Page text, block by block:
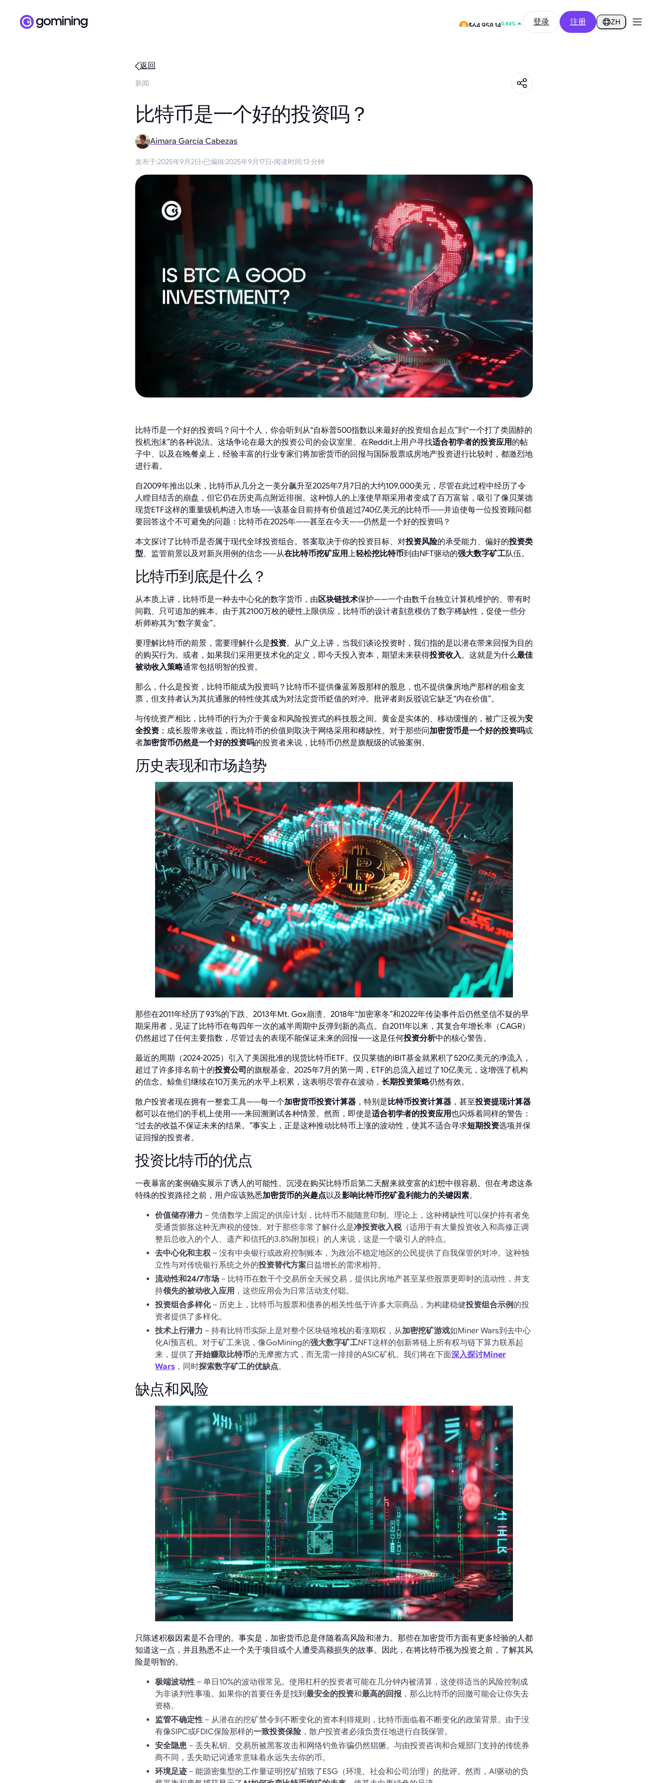
$0.2916 12.80% 登录 注册 ZH
返回
新闻
比特币是一个好的投资吗？
Aimara García Cabezas
发布于:2025年9月2日·已编辑:2025年9月17日·阅读时间:13 分钟
比特币是一个好的投资吗？问十个人，你会听到从“自标普500指数以来最好的投资组合起点”到“一个打了类固醇的
投机泡沫”的各种说法。这场争论在最大的投资公司的会议室里、在Reddit上用户寻找适合初学者的投资应用的帖
子中、以及在晚餐桌上，经验丰富的行业专家们将加密货币的回报与国际股票或房地产投资进行比较时，都激烈地
进行着。
自2009年推出以来，比特币从几分之一美分飙升至2025年7月7日的大约109,000美元，尽管在此过程中经历了令
人瞠目结舌的崩盘，但它仍在历史高点附近徘徊。这种惊人的上涨使早期采用者变成了百万富翁，吸引了像贝莱德
现货ETF这样的重量级机构进入市场——该基金目前持有价值超过740亿美元的比特币——并迫使每一位投资顾问都
要回答这个不可避免的问题：比特币在2025年——甚至在今天——仍然是一个好的投资吗？
本文探讨了比特币是否属于现代全球投资组合。答案取决于你的投资目标、对投资风险的承受能力、偏好的投资类
型、监管前景以及对新兴用例的信念——从在比特币挖矿应用上轻松挖比特币到由NFT驱动的强大数字矿工队伍。
比特币到底是什么？
从本质上讲，比特币是一种去中心化的数字货币，由区块链技术保护——一个由数千台独立计算机维护的、带有时
间戳、只可追加的账本。由于其2100万枚的硬性上限供应，比特币的设计者刻意模仿了数字稀缺性，促使一些分
析师称其为“数字黄金”。
要理解比特币的前景，需要理解什么是投资。从广义上讲，当我们谈论投资时，我们指的是以潜在带来回报为目的
的购买行为。或者，如果我们采用更技术化的定义，即今天投入资本，期望未来获得投资收入。这就是为什么最佳
被动收入策略通常包括明智的投资。
那么，什么是投资，比特币能成为投资吗？比特币不提供像蓝筹股那样的股息，也不提供像房地产那样的租金支
票，但支持者认为其抗通胀的特性使其成为对法定货币贬值的对冲。批评者则反驳说它缺乏“内在价值”。
与传统资产相比，比特币的行为介于黄金和风险投资式的科技股之间。黄金是实体的、移动缓慢的，被广泛视为安
全投资 ；成长股带来收益，而比特币的价值则取决于网络采用和稀缺性。对于那些问加密货币是一个好的投资吗或
者加密货币仍然是一个好的投资吗的投资者来说，比特币仍然是旗舰级的试验案例。
历史表现和市场趋势
那些在2011年经历了93%的下跌、2013年Mt. Gox崩溃、2018年“加密寒冬”和2022年传染事件后仍然坚信不疑的早
期采用者，见证了比特币在每四年一次的减半周期中反弹到新的高点。自2011年以来，其复合年增长率（CAGR）
仍然超过了任何主要指数，尽管过去的表现不能保证未来的回报——这是任何投资分析中的核心警告。
最近的周期（2024-2025）引入了美国批准的现货比特币ETF。仅贝莱德的IBIT基金就累积了520亿美元的净流入，
超过了许多排名前十的投资公司的旗舰基金。2025年7月的第一周，ETF的总流入超过了10亿美元，这增强了机构
的信念。鲸鱼们继续在10万美元的水平上积累，这表明尽管存在波动， 长期投资策略仍然有效。
散户投资者现在拥有一整套工具——每一个加密货币投资计算器 ，特别是比特币投资计算器 ，甚至投资提现计算器
都可以在他们的手机上使用——来回溯测试各种情景。然而，即使是适合初学者的投资应用也闪烁着同样的警告：
“过去的收益不保证未来的结果。”事实上，正是这种推动比特币上涨的波动性，使其不适合寻求短期投资选项并保
证回报的投资者。
投资比特币的优点
一夜暴富的案例确实展示了诱人的可能性。沉浸在购买比特币后第二天醒来就变富的幻想中很容易。但在考虑这条
特殊的投资路径之前，用户应该熟悉加密货币的兴趣点以及影响比特币挖矿盈利能力的关键因素。
价值储存潜力 – 凭借数学上固定的供应计划，比特币不能随意印制。理论上，这种稀缺性可以保护持有者免
受通货膨胀这种无声税的侵蚀。对于那些非常了解什么是净投资收入税（适用于有大量投资收入和高修正调
整后总收入的个人、遗产和信托的3.8%附加税）的人来说，这是一个吸引人的特点。
去中心化和主权– 没有中央银行或政府控制账本，为政治不稳定地区的公民提供了自我保管的对冲。这种独
立性与对传统银行系统之外的投资替代方案日益增长的需求相符。
流动性和24/7市场 – 比特币在数千个交易所全天候交易，提供比房地产甚至某些股票更即时的流动性，并支
持领先的被动收入应用 ，这些应用会为日常活动支付聪。
投资组合多样化– 历史上，比特币与股票和债券的相关性低于许多大宗商品，为构建稳健投资组合示例的投
资者提供了多样化。
技术上行潜力 – 持有比特币实际上是对整个区块链堆栈的看涨期权，从加密挖矿游戏如Miner Wars到去中心
化AI预言机。对于矿工来说，像GoMining的强大数字矿工NFT这样的创新将链上所有权与链下算力联系起
来，提供了开始赚取比特币的无摩擦方式，而无需一排排的ASIC矿机。我们将在下面深入探讨Miner
Wars ，同时探索数字矿工的优缺点。
缺点和风险
只陈述积极因素是不合理的。事实是，加密货币总是伴随着高风险和潜力。那些在加密货币方面有更多经验的人都
知道这一点，并且熟悉不止一个关于项目或个人遭受高额损失的故事。因此，在将比特币视为投资之前，了解其风
险是明智的。
极端波动性 – 单日10%的波动很常见。使用杠杆的投资者可能在几分钟内被清算，这使得适当的风险控制成
为非谈判性事项。如果你的首要任务是找到最安全的投资和最高的回报，那么比特币的回撤可能会让你失去
资格。
监管不确定性 – 从潜在的挖矿禁令到不断变化的资本利得规则，比特币面临着不断变化的政策背景。由于没
有像SIPC或FDIC保险那样的一致投资保险，散户投资者必须负责任地进行自我保管。
安全隐患 – 丢失私钥、交易所被黑客攻击和网络钓鱼诈骗仍然猖獗。与由投资咨询和合规部门支持的传统券
商不同，丢失助记词通常意味着永远失去你的币。
环境足迹 – 能源密集型的工作量证明挖矿招致了ESG（环境、社会和公司治理）的批评。然而，AI驱动的负